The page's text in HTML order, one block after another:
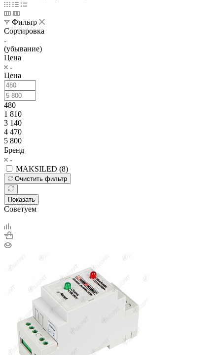
Фильтр
Сортировка
(убывание)
Цена
Цена
480
1 810
3 140
4 470
5 800
Бренд
MAKSILED (8)
Очистить фильтр
Показать
Советуем